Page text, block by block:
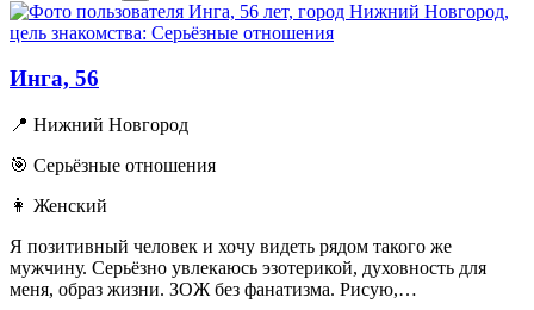
Инга, 56
📍 Нижний Новгород
🎯 Серьёзные отношения
👩 Женский
Я позитивный человек и хочу видеть рядом такого же
мужчину. Серьёзно увлекаюсь эзотерикой, духовность для
меня, образ жизни. ЗОЖ без фанатизма. Рисую,…